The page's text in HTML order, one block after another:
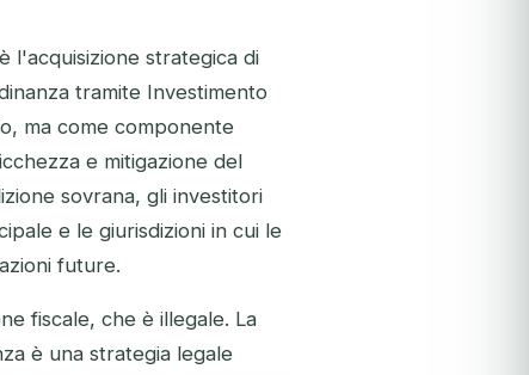
l'acquisizione strategica di
tramite Investimento
ma come componente
e mitigazione del
sovrana, gli investitori
e le giurisdizioni in cui le
future.
fiscale, che è illegale. La
è una strategia legale